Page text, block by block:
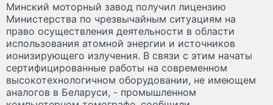
Минский моторный завод получил лицензию
Министерства по чрезвычайным ситуациям на
право осуществления деятельности в области
использования атомной энергии и источников
ионизирующего излучения. В связи с этим начаты
сертифицированные работы на современном
высокотехнологичном оборудовании, не имеющем
аналогов в Беларуси, - промышленном